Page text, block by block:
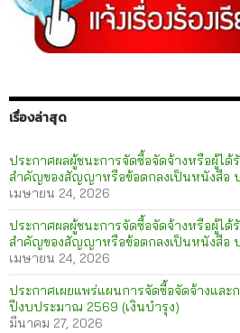
เรื่องล่าสุด
ประกาศผลผู้ชนะการจัดซื้อจัดจ้างหรือผู้ได้
สำคัญของสัญญาหรือข้อตกลงเป็นหนังสือ
เมษายน 24, 2026
ประกาศผลผู้ชนะการจัดซื้อจัดจ้างหรือผู้ได้
สำคัญของสัญญาหรือข้อตกลงเป็นหนังสือ
เมษายน 24, 2026
ประกาศเผยแพร่แผนการจัดซื้อจัดจ้างและ
ปีงบประมาณ 2569 (เงินบำรุง)
มีนาคม 27, 2026